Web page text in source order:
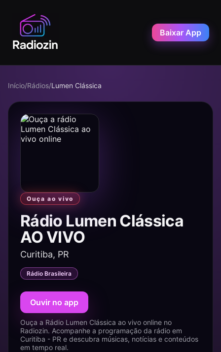
Baixar App
Início/Rádios/Lumen Clássica
Ouça ao vivo
Rádio Lumen Clássica
AO VIVO
Curitiba, PR
Rádio Brasileira
Ouvir no app
Ouça a Rádio Lumen Clássica ao vivo online no
Radiozin. Acompanhe a programação da rádio em
Curitiba - PR e descubra músicas, notícias e conteúdos
em tempo real.